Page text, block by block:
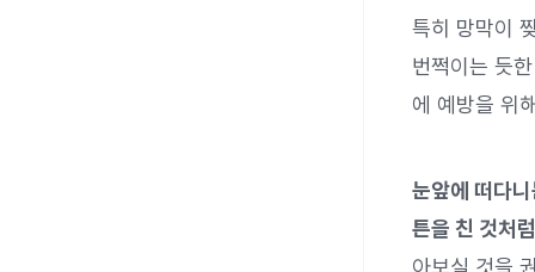
특히 망막이
번쩍이는 듯
에 예방을 위
눈앞에 떠다
튼을 친 것처
아보실 것을